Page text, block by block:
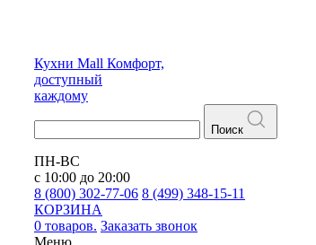
Кухни Mall Комфорт,
доступный
каждому
Поиск
ПН-ВС
с 10:00 до 20:00
8 (800) 302-77-06 8 (499) 348-15-11
КОРЗИНА
0 товаров. Заказать звонок